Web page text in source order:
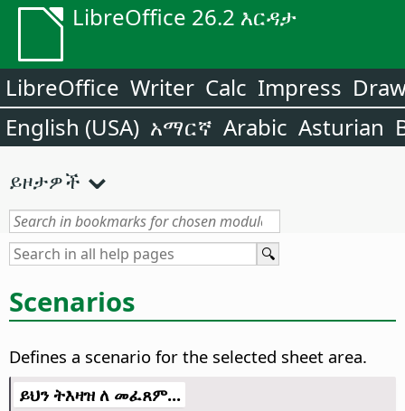
LibreOffice 26.2 እርዳታ
LibreOffice Writer Calc Impress
English (USA) አማርኛ Arabic Asturian
ይዞታዎች
Scenarios
Defines a scenario for the selected sheet area.
ይህን ትእዛዝ ለ መፈጸም...